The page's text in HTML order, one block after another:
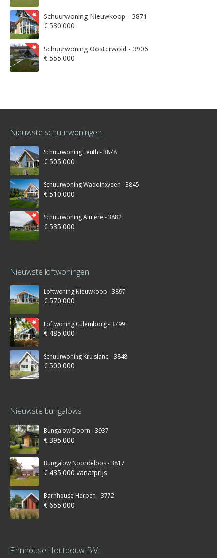
Schuurwoning Nieuwkoop - 3871
€ 530 000
Schuurwoning Oosterwold - 3906
€ 555 000
Nieuwste schuurwoningen
Schuurwoning Leuth - 3878
€ 505 000
Schuurwoning Waddinxveen - 3845
€ 510 000
Schuurwoning Almere - 3882
€ 535 000
Nieuwste loftwoningen
Loftwoning Nieuwkoop - 3897
€ 570 000
Loftwoning Culemborg - 3799
€ 485 000
Schuurwoning Kruisland - 3848
€ 500 000
Nieuwste bungalows
Bungalow Doorn - 3937
€ 395 000
Bungalow Noordeloos - 3817
€ 435 000 vanafprijs
Barnhouse Herpen - 3772
€ 655 000
Finnhouse Houtbouw B.V.